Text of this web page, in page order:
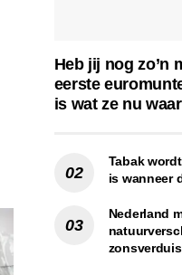
Heb jij nog zo’n
eerste
is wat ze nu
Tabak
is wanneer
Nederland